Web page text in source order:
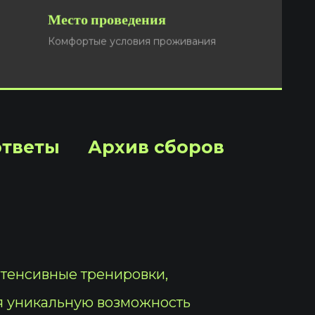
Архив сборов
Место проведения
Комфортые условия проживания
Подать заявку
тренировки,
уникальную возможность